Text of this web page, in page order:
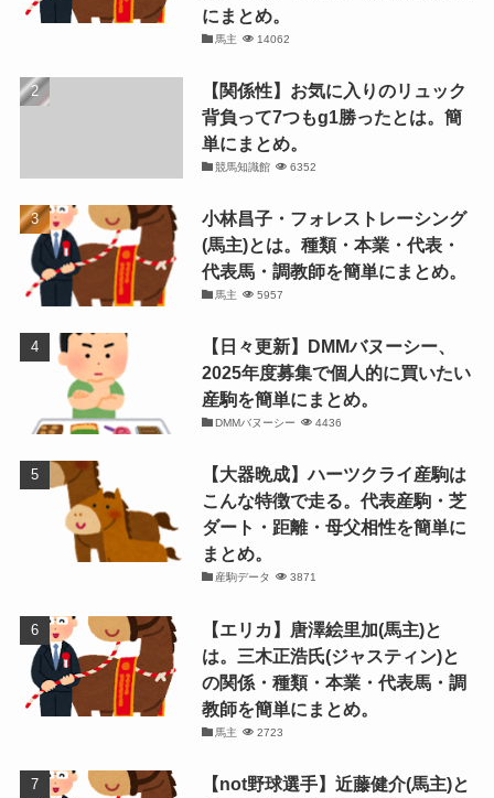
にまとめ。
馬主 14062
【関係性】お気に入りのリュック
背負って7つもg1勝ったとは。簡
単にまとめ。
競馬知識館 6352
小林昌子・フォレストレーシング
(馬主)とは。種類・本業・代表・
代表馬・調教師を簡単にまとめ。
馬主 5957
【日々更新】DMMバヌーシー、
2025年度募集で個人的に買いたい
産駒を簡単にまとめ。
DMMバヌーシー 4436
【大器晩成】ハーツクライ産駒は
こんな特徴で走る。代表産駒・芝
ダート・距離・母父相性を簡単に
まとめ。
産駒データ 3871
【エリカ】唐澤絵里加(馬主)と
は。三木正浩氏(ジャスティン)と
の関係・種類・本業・代表馬・調
教師を簡単にまとめ。
馬主 2723
【not野球選手】近藤健介(馬主)と